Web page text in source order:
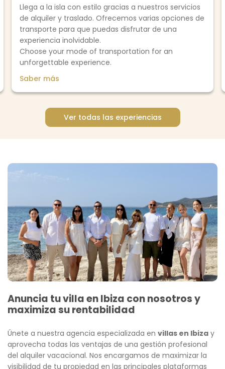
Llega a la isla con estilo gracias a nuestros servicios
de alquiler y traslado. Ofrecemos varias opciones de
transporte para que puedas disfrutar de una
experiencia inolvidable.
Choose your mode of transportation for an
unforgettable experience.
Saber más
Ver todas las experiencias
Anuncia tu villa en Ibiza con nosotrosy
maximiza su rentabilidad
Únete a nuestra agencia especializada en villas en Ibiza y
aprovecha todas las ventajas de una gestión profesional
del alquiler vacacional. Nos encargamos de maximizar la
visibilidad de tu propiedad en las principales plataformas